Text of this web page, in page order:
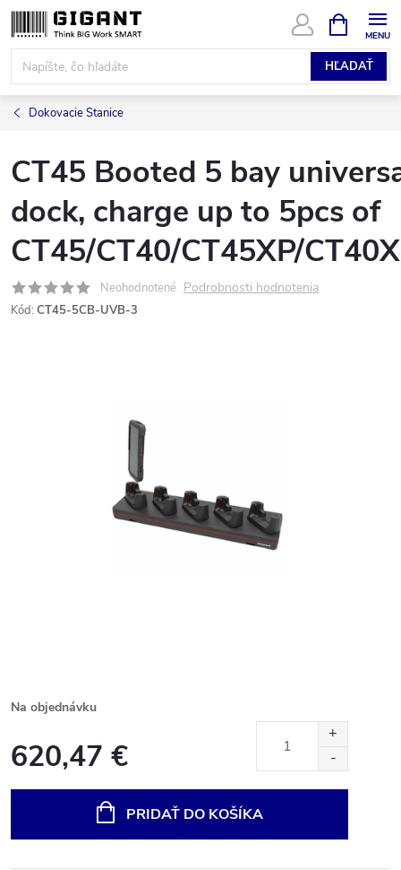
Prejsť
na
obsah
HĽADAŤ
KOŠÍK
Dokovacie Stanice
CT45 Booted 5 bay
dock, charge up to 5pcs of
CT45/CT40/CT45XP/
Neohodnotené Podrobnosti hodnotenia
Kód: CT45-5CB-UVB-3
Na objednávku
620,47 €
PRIDAŤ DO KOŠÍKA